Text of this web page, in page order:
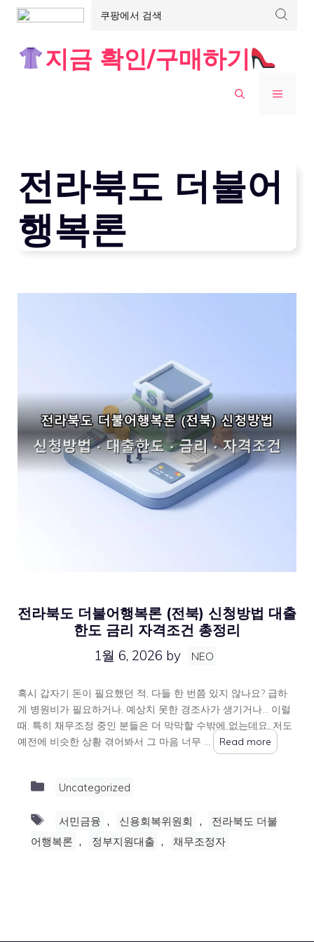
지금 확인/구매하기
MENU
전라북도 더불어
행복론
전라북도 더불어행복론 (전북) 신청방법 대출
한도 금리 자격조건 총정리
1월 6, 2026 by NEO
혹시 갑자기 돈이 필요했던 적, 다들 한 번쯤 있지 않나요? 급하
게 병원비가 필요하거나, 예상치 못한 경조사가 생기거나… 이럴
때, 특히 채무조정 중인 분들은 더 막막할 수밖에 없는데요. 저도
예전에 비슷한 상황 겪어봐서 그 마음 너무 …
Read more
Categories
Uncategorized
Tags
서민금융 , 신용회복위원회 ,
전라북도 더불
어행복론 , 정부지원대출 , 채무조정자